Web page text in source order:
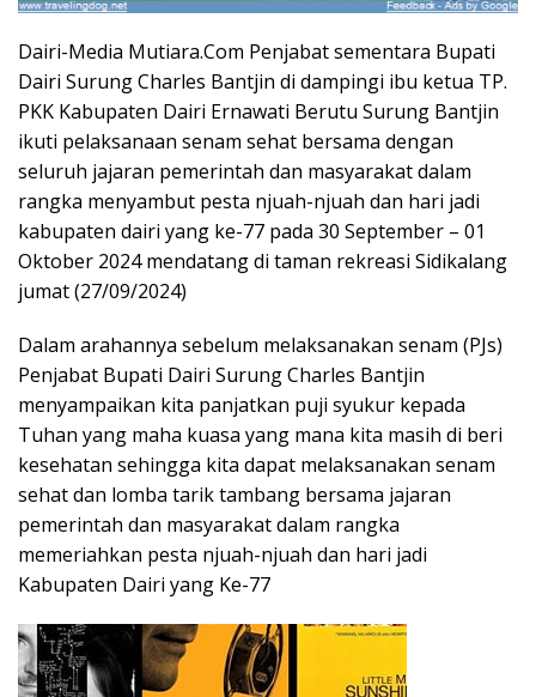
Dairi-Media Mutiara.Com Penjabat sementara Bupati
Dairi Surung Charles Bantjin di dampingi ibu ketua TP.
PKK Kabupaten Dairi Ernawati Berutu Surung Bantjin
ikuti pelaksanaan senam sehat bersama dengan
seluruh jajaran pemerintah dan masyarakat dalam
rangka menyambut pesta njuah-njuah dan hari jadi
kabupaten dairi yang ke-77 pada 30 September – 01
Oktober 2024 mendatang di taman rekreasi Sidikalang
jumat (27/09/2024)
Dalam arahannya sebelum melaksanakan senam (PJs)
Penjabat Bupati Dairi Surung Charles Bantjin
menyampaikan kita panjatkan puji syukur kepada
Tuhan yang maha kuasa yang mana kita masih di beri
kesehatan sehingga kita dapat melaksanakan senam
sehat dan lomba tarik tambang bersama jajaran
pemerintah dan masyarakat dalam rangka
memeriahkan pesta njuah-njuah dan hari jadi
Kabupaten Dairi yang Ke-77